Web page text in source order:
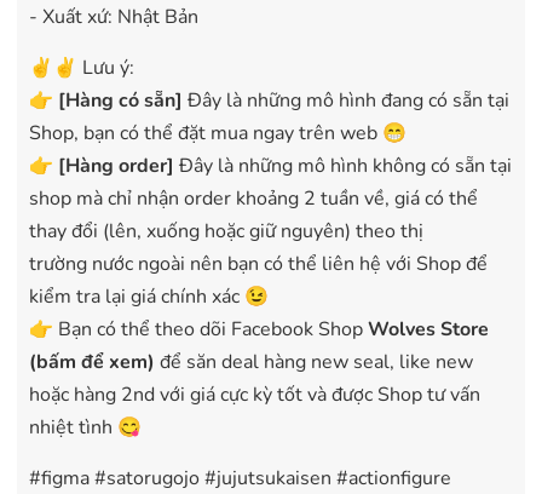
- Xuất xứ: Nhật Bản
✌️✌️ Lưu ý:
👉 [Hàng có sẵn] Đây là những mô hình đang có sẵn tại
Shop, bạn có thể đặt mua ngay trên web 😁
👉 [Hàng order] Đây là những mô hình không có sẵn tại
shop mà chỉ nhận order khoảng 2 tuần về, giá có thể
thay đổi (lên, xuống hoặc giữ nguyên) theo thị
trường nước ngoài nên bạn có thể liên hệ với Shop để
kiểm tra lại giá chính xác 😉
👉 Bạn có thể theo dõi Facebook ShopWolves Store
(bấm để xem) để săn deal hàng new seal, like new
hoặc hàng 2nd với giá cực kỳ tốt và được Shop tư vấn
nhiệt tình 😋
#figma #satorugojo #jujutsukaisen #actionfigure